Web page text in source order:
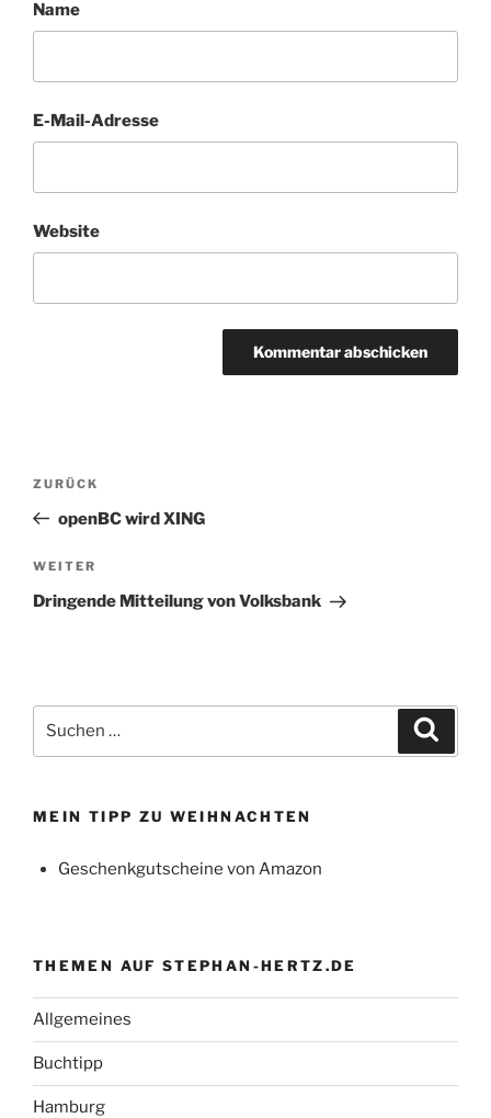
Name
E-Mail-Adresse
Website
Beitragsnavigation
Vorheriger
Beitrag
ZURÜCK
openBC wird XING
Nächster
Beitrag
WEITER
Dringende Mitteilung von Volksbank
nach:
MEIN TIPP ZU WEIHNACHTEN
Geschenkgutscheine von Amazon
THEMEN AUF STEPHAN-HERTZ.DE
Allgemeines
Buchtipp
Hamburg